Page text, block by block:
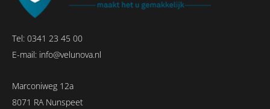
Tel: 0341 23 45 00
E-mail: info@velunova.nl
Marconiweg 12a
8071 RA Nunspeet